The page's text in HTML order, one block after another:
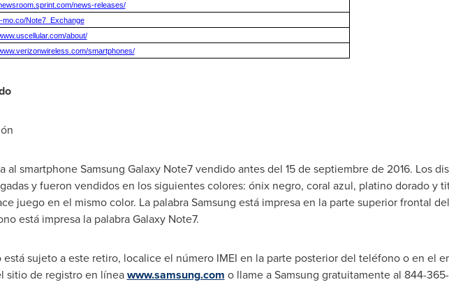
news-releases/
mo.co/Note7_Exchange
about/
smartphones/
al smartphone Samsung Galaxy Note7 vendido antes del 15 de septiembre de 2016. Los
y fueron vendidos en los siguientes colores: ónix negro, coral azul, platino dorado y
juego en el mismo color. La palabra Samsung está impresa en la parte superior frontal
está impresa la palabra Galaxy Note7.
sujeto a este retiro, localice el número IMEI en la parte posterior del teléfono o en el
sitio de registro en líneawww.samsung.com o llame a Samsung gratuitamente al 844-365-